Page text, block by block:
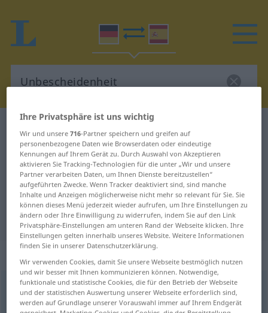
Deutsch-Spanisch Übersetzung für
"Unbescheidenheit"
"Unbescheidenheit" Spanisch
Übersetzung
„Unbescheidenheit“
Unbescheidenheitf <Unbescheidenheit>
Ihre Privatsphäre ist uns wichtig
Wir und unsere716-Partner speichern und greifen auf
personenbezogene Daten wie Browserdaten oder eindeutige
Kennungen auf Ihrem Gerät zu. Durch Auswahl von Akzeptieren
aktivieren Sie Tracking-Technologien für die unter „Wir und unsere
Partner verarbeiten Daten, um Ihnen Dienste bereitzustellen“
aufgeführten Zwecke. Wenn Tracker deaktiviert sind, sind manche
Inhalte und Anzeigen möglicherweise nicht mehr so relevant für Sie. Sie
können dieses Menü jederzeit wieder aufrufen, um Ihre Einstellungen zu
ändern oder Ihre Einwilligung zu widerrufen, indem Sie auf den Link
Privatsphäre-Einstellungen am unteren Rand der Webseite klicken. Ihre
Einstellungen gelten innerhalb unseres Website. Weitere Informationen
finden Sie in unserer Datenschutzerklärung.
Wir verwenden Cookies, damit Sie unsere Webseite bestmöglich nutzen
und wir besser mit Ihnen kommunizieren können. Notwendige,
funktionale und statistische Cookies, die für den Betrieb der Webseite
und der statistischen Auswertung unserer Webseite erforderlich sind,
werden auf Grundlage unserer Vorauswahl immer auf Ihrem Endgerät